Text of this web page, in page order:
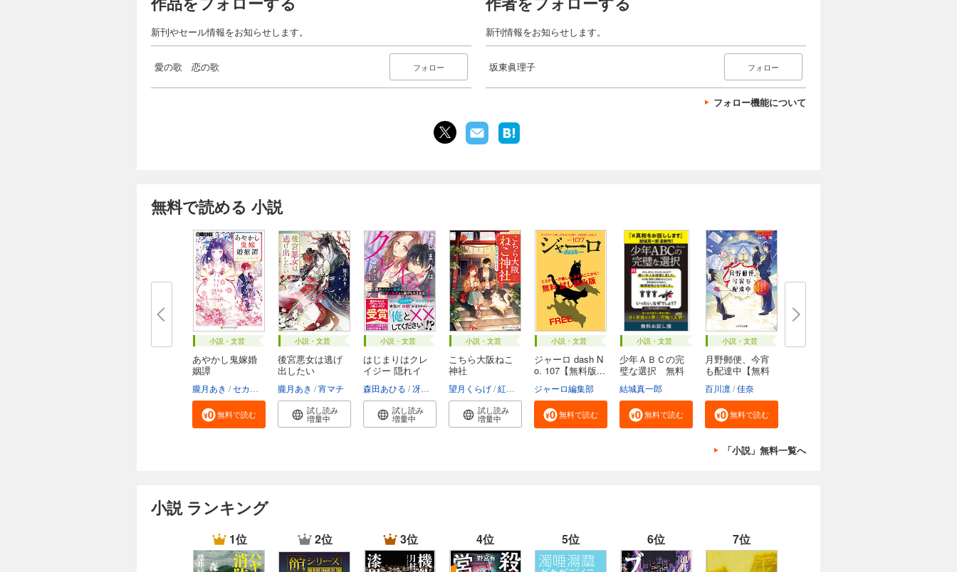
新刊やセール情報をお知らせします。
愛の歌 恋の歌 フォロー
新刊情報をお知らせします。
坂東眞理子 フォロー
フォロー機能について
無料で読める 小説
小説・文芸
あやかし鬼嫁婚
姻譚
朧月あき セカイメグル
無料で読む
小説・文芸
後宮悪女は逃げ
出したい
朧月あき 宵マチ
試し読み
増量中
小説・文芸
はじまりはクレ
イジー 隠れイ
森田あひる 冴島ユカ子
試し読み
増量中
小説・文芸
こちら大阪ねこ
神社
望月くらげ 紅木春
試し読み
増量中
小説・文芸
ジャーロ dash N
o. 107【無料版...
ジャーロ編集部
無料で読む
小説・文芸
少年ＡＢＣの完
璧な選択 無料
結城真一郎
無料で読む
小説・文芸
月野郵便、今宵
も配達中【無料
百川凛 佳奈
無料で読む
「小説」無料一覧へ
小説 ランキング
1位 2位 3位 4位 5位 6位 7位